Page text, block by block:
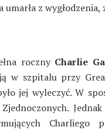
umarła z
roczny Charlie
w szpitalu przy
jej wyleczyć. W
Charliego